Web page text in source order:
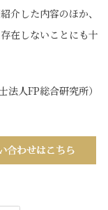
介した内容のほか、
在しないことにも十
法人FP総合研究所）